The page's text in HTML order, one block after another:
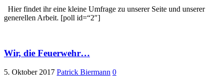
Hier findet ihr eine kleine Umfrage zu unserer Seite und unserer
generellen Arbeit. [poll id=“2″]
Wir, die Feuerwehr…
5. Oktober 2017 Patrick Biermann 0